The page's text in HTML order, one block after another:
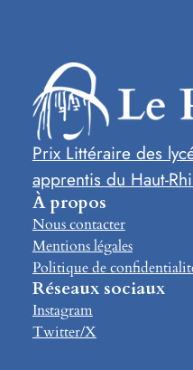
Prix Littéraire des
apprentis du Haut-
À propos
Nous contacter
Mentions légales
Politique de
Réseaux sociaux
Instagram
Twitter/X